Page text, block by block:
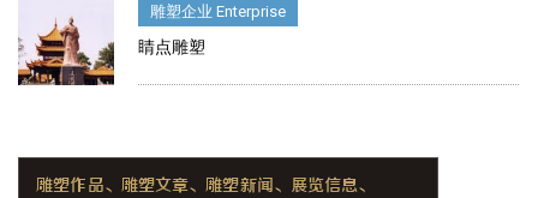
雕塑企业 Enterprise
睛点雕塑